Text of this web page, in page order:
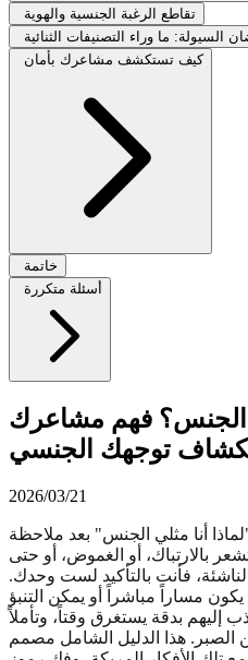
تقاطع الرغبة الجنسية والهوية
السيولة: ما وراء التصنيفات الثنائية
كيف تستكشف مشاعرك بأمان
خاتمة
أسئلة متكررة
الجنس؟ فهم مشاعرك
توجهك الجنسي
2026/03/21
أنا مثلي الجنس" بعد ملاحظة
بالارتباك، أو الغموض، أو حتى
فأنت بالتأكيد لست وحدك.
مساراً مباشراً أو يمكن التنبؤ
إليهم بدقة يستغرق وقتاً، وتأملاً
الصبر. هذا الدليل الشامل مصمم